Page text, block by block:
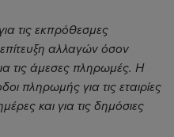
τις εκπρόθεσμες
αλλαγών όσον
τις άμεσες πληρωμές. Η
πληρωμής για τις εταιρίες
και για τις δημόσιες